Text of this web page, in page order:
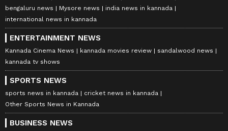
bengaluru news
Mysore news
india news in kannada
international news in kannada
ENTERTAINMENT NEWS
Kannada Cinema News kannada movies review
sandalwood news
kannada tv shows
SPORTS NEWS
sports news in kannada
cricket news in kannada
Other Sports News in Kannada
BUSINESS NEWS